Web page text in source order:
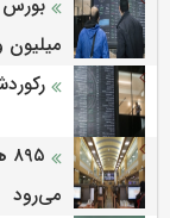
میلیون
می‌‌رود